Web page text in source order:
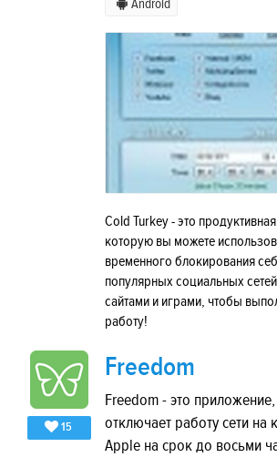
Android
Cold Turkey - это
которую вы можете
временного блокирования
популярных социальных
сайтами и играми, чтобы
работу!
15
Freedom
Freedom - это
отключает работу сети на
Apple на срок до восьми